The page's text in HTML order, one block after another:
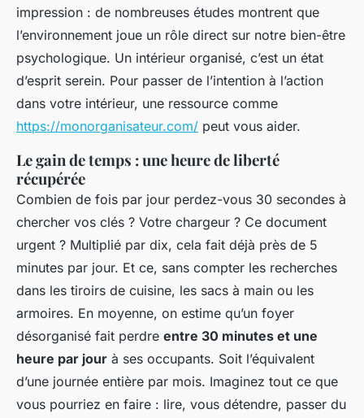
impression : de nombreuses études montrent que
l’environnement joue un rôle direct sur notre bien-être
psychologique. Un intérieur organisé, c’est un état
d’esprit serein. Pour passer de l’intention à l’action
dans votre intérieur, une ressource comme
https://monorganisateur.com/ peut vous aider.
Le gain de temps : une heure de liberté
récupérée
Combien de fois par jour perdez-vous 30 secondes à
chercher vos clés ? Votre chargeur ? Ce document
urgent ? Multiplié par dix, cela fait déjà près de 5
minutes par jour. Et ce, sans compter les recherches
dans les tiroirs de cuisine, les sacs à main ou les
armoires. En moyenne, on estime qu’un foyer
désorganisé fait perdre entre 30 minutes et une
heure par jour à ses occupants. Soit l’équivalent
d’une journée entière par mois. Imaginez tout ce que
vous pourriez en faire : lire, vous détendre, passer du